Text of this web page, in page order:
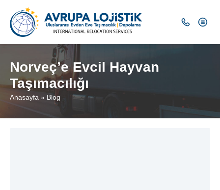
Norveç’e Evcil Hayvan
Taşımacılığı
Anasayfa » Blog